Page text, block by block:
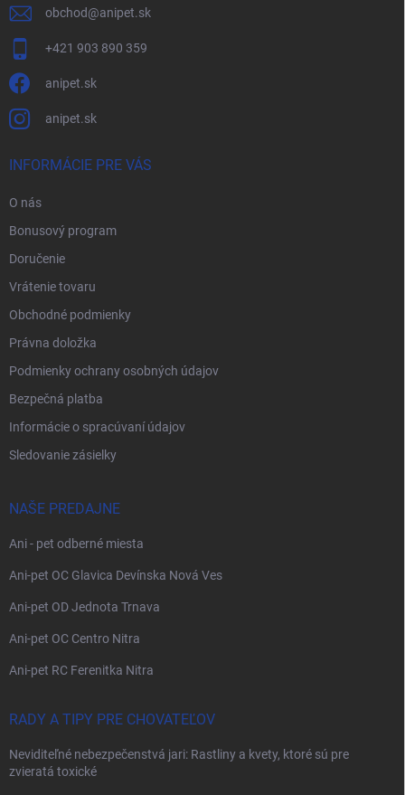
obchod@anipet.sk
+421 903 890 359
anipet.sk
anipet.sk
INFORMÁCIE PRE VÁS
O nás
Bonusový program
Doručenie
Vrátenie tovaru
Obchodné podmienky
Právna doložka
Podmienky ochrany osobných údajov
Bezpečná platba
Informácie o spracúvaní údajov
Sledovanie zásielky
NAŠE PREDAJNE
Ani - pet odberné miesta
Ani-pet OC Glavica Devínska Nová Ves
Ani-pet OD Jednota Trnava
Ani-pet OC Centro Nitra
Ani-pet RC Ferenitka Nitra
RADY A TIPY PRE CHOVATEĽOV
Neviditeľné nebezpečenstvá jari: Rastliny a kvety, ktoré sú pre
zvieratá toxické